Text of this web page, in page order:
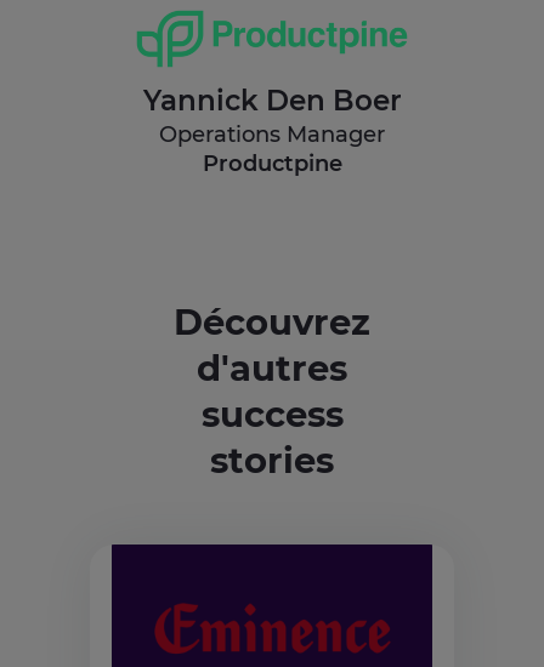
Yannick Den Boer
Operations Manager
Productpine
Découvrez
d'autres
success
stories